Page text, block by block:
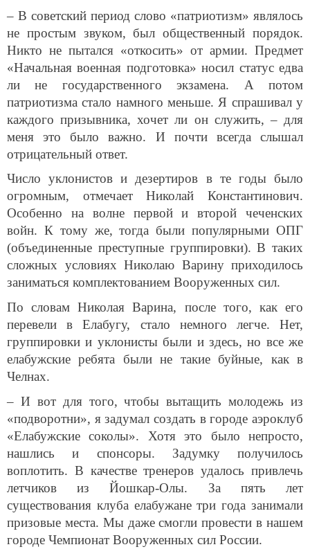
– В советский период слово «патриотизм» являлось
не простым звуком, был общественный порядок.
Никто не пытался «откосить» от армии. Предмет
«Начальная военная подготовка» носил статус едва
ли не государственного экзамена. А потом
патриотизма стало намного меньше. Я спрашивал у
каждого призывника, хочет ли он служить, – для
меня это было важно. И почти всегда слышал
отрицательный ответ.
Число уклонистов и дезертиров в те годы было
огромным, отмечает Николай Константинович.
Особенно на волне первой и второй чеченских
войн. К тому же, тогда были популярными ОПГ
(объединенные преступные группировки). В таких
сложных условиях Николаю Варину приходилось
заниматься комплектованием Вооруженных сил.
По словам Николая Варина, после того, как его
перевели в Елабугу, стало немного легче. Нет,
группировки и уклонисты были и здесь, но все же
елабужские ребята были не такие буйные, как в
Челнах.
– И вот для того, чтобы вытащить молодежь из
«подворотни», я задумал создать в городе аэроклуб
«Елабужские соколы». Хотя это было непросто,
нашлись и спонсоры. Задумку получилось
воплотить. В качестве тренеров удалось привлечь
летчиков из Йошкар-Олы. За пять лет
существования клуба елабужане три года занимали
призовые места. Мы даже смогли провести в нашем
городе Чемпионат Вооруженных сил России.